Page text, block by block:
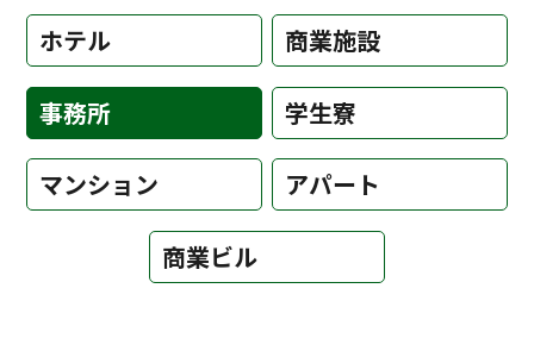
ホテル 商業施設
事務所 学生寮
マンション アパート
商業ビル